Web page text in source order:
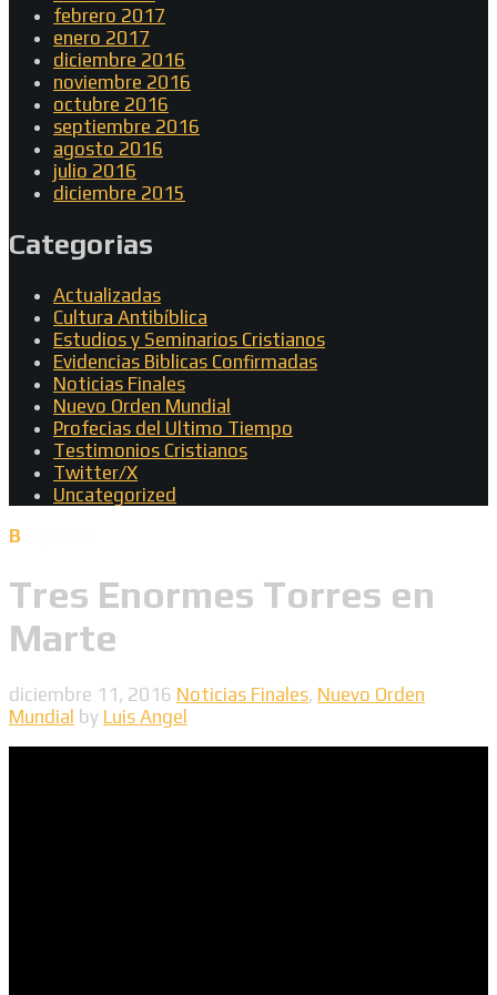
febrero 2017
enero 2017
diciembre 2016
noviembre 2016
octubre 2016
septiembre 2016
agosto 2016
julio 2016
diciembre 2015
Categorias
Actualizadas
Cultura Antibíblica
Estudios y Seminarios Cristianos
Evidencias Biblicas Confirmadas
Noticias Finales
Nuevo Orden Mundial
Profecias del Ultimo Tiempo
Testimonios Cristianos
Twitter/X
Uncategorized
Tres Enormes Torres en
Marte
diciembre 11, 2016 Noticias Finales, Nuevo Orden
Mundial by Luis Angel